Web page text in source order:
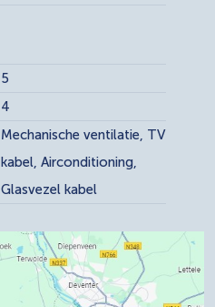
5
4
Mechanische ventilatie, TV
kabel, Airconditioning,
Glasvezel kabel